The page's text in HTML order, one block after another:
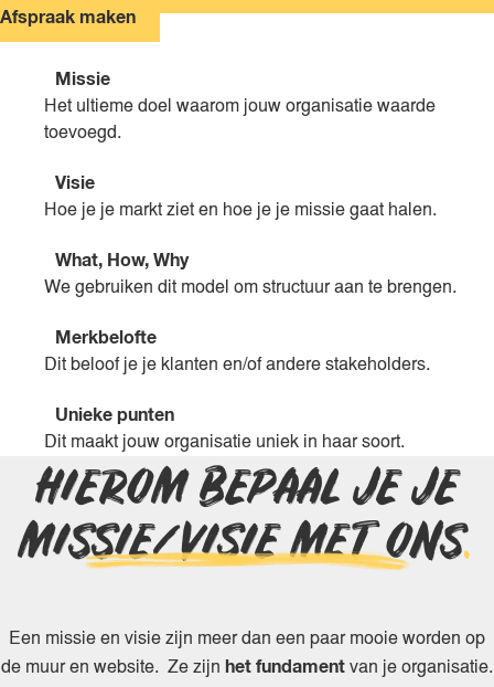
Afspraak maken
Missie
Het ultieme doel waarom jouw organisatie waarde
toevoegd.
Visie
Hoe je je markt ziet en hoe je je missie gaat halen.
What, How, Why
We gebruiken dit model om structuur aan te brengen.
Merkbelofte
Dit beloof je je klanten en/of andere stakeholders.
Unieke punten
Dit maakt jouw organisatie uniek in haar soort.
HIEROM BEPAAL JE JE
MISSIE/VISIE MET ONS.
Een missie en visie zijn meer dan een paar mooie worden op
de muur en website. Ze zijn het fundament van je organisatie.